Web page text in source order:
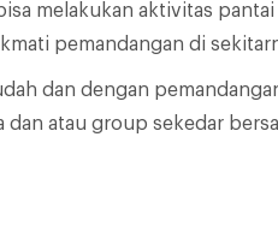
melakukan aktivitas
pemandangan di
dan dengan
dan atau group sekedar